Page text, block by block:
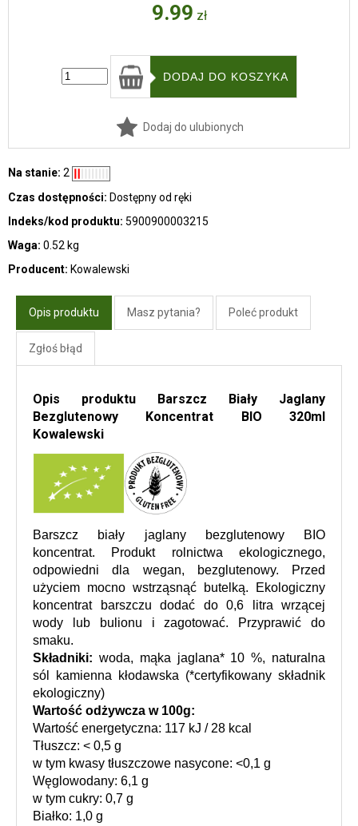
9.99 zł
Dodaj do ulubionych
Na stanie: 2
Czas dostępności: Dostępny od ręki
Indeks/kod produktu: 5900900003215
Waga: 0.52 kg
Producent: Kowalewski
Opis produktu Masz pytania? Poleć produkt
Zgłoś błąd
Opis produktu Barszcz Biały Jaglany
Bezglutenowy Koncentrat BIO 320ml
Kowalewski
Barszcz biały jaglany bezglutenowy BIO
koncentrat. Produkt rolnictwa ekologicznego,
odpowiedni dla wegan, bezglutenowy. Przed
użyciem mocno wstrząsnąć butelką. Ekologiczny
koncentrat barszczu dodać do 0,6 litra wrzącej
wody lub bulionu i zagotować. Przyprawić do
smaku.
Składniki: woda, mąka jaglana* 10 %, naturalna
sól kamienna kłodawska (*certyfikowany składnik
ekologiczny)
Wartość odżywcza w 100g:
Wartość energetyczna: 117 kJ / 28 kcal
Tłuszcz: < 0,5 g
w tym kwasy tłuszczowe nasycone: <0,1 g
Węglowodany: 6,1 g
w tym cukry: 0,7 g
Białko: 1,0 g